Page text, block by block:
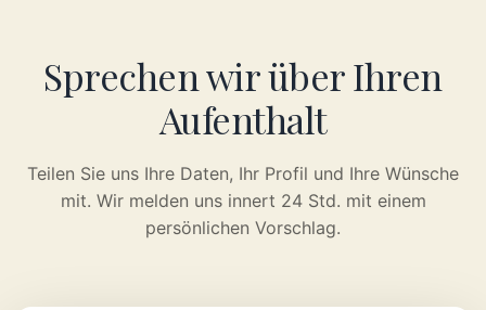
Sprechen wir über Ihren
Aufenthalt
Teilen Sie uns Ihre Daten, Ihr Profil und Ihre Wünsche
mit. Wir melden uns innert 24 Std. mit einem
persönlichen Vorschlag.